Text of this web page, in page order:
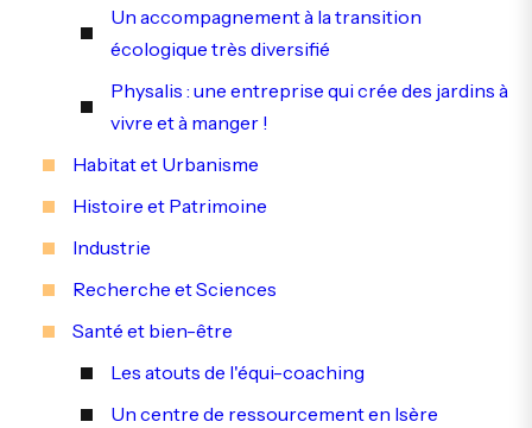
Un accompagnement à la transition
écologique très diversifié
Physalis : une entreprise qui crée des jardins à
vivre et à manger !
Habitat et Urbanisme
Histoire et Patrimoine
Industrie
Recherche et Sciences
Santé et bien-être
Les atouts de l'équi-coaching
Un centre de ressourcement en Isère